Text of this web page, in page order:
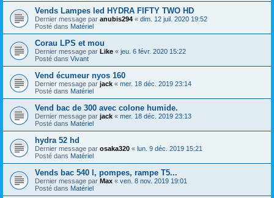
Vends Lampes led HYDRA FIFTY TWO HD
Dernier message par anubis294 « dim. 12 juil. 2020 19:52
Posté dans Matériel
Corau LPS et mou
Dernier message par Like « jeu. 6 févr. 2020 15:22
Posté dans Vivant
Vend écumeur nyos 160
Dernier message par jack « mer. 18 déc. 2019 23:14
Posté dans Matériel
Vend bac de 300 avec colone humide.
Dernier message par jack « mer. 18 déc. 2019 23:13
Posté dans Matériel
hydra 52 hd
Dernier message par osaka320 « lun. 9 déc. 2019 15:21
Posté dans Matériel
Vends bac 540 l, pompes, rampe T5...
Dernier message par Max « ven. 8 nov. 2019 19:01
Posté dans Matériel